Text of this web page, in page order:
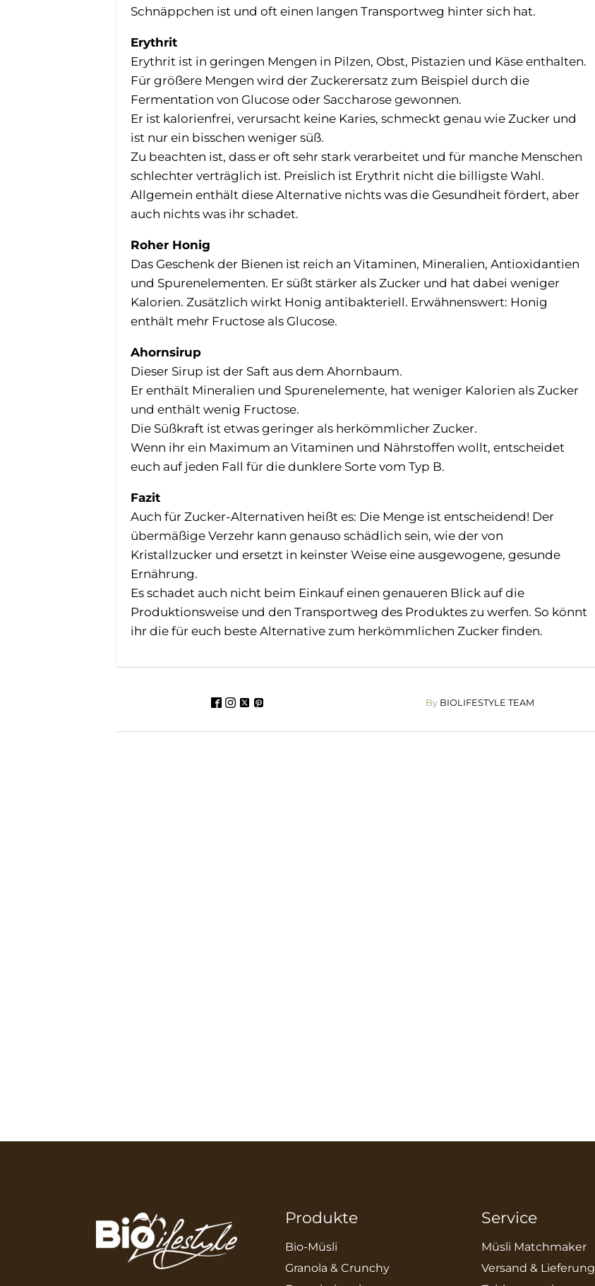
Schnäppchen ist und oft einen langen Transportweg hinter sich hat.
Erythrit
Erythrit ist in geringen Mengen in Pilzen, Obst, Pistazien und Käse enthalten.
Für größere Mengen wird der Zuckerersatz zum Beispiel durch die
Fermentation von Glucose oder Saccharose gewonnen.
Er ist kalorienfrei, verursacht keine Karies, schmeckt genau wie Zucker und
ist nur ein bisschen weniger süß.
Zu beachten ist, dass er oft sehr stark verarbeitet und für manche Menschen
schlechter verträglich ist. Preislich ist Erythrit nicht die billigste Wahl.
Allgemein enthält diese Alternative nichts was die Gesundheit fördert, aber
auch nichts was ihr schadet.
Roher Honig
Das Geschenk der Bienen ist reich an Vitaminen, Mineralien, Antioxidantien
und Spurenelementen. Er süßt stärker als Zucker und hat dabei weniger
Kalorien. Zusätzlich wirkt Honig antibakteriell. Erwähnenswert: Honig
enthält mehr Fructose als Glucose.
Ahornsirup
Dieser Sirup ist der Saft aus dem Ahornbaum.
Er enthält Mineralien und Spurenelemente, hat weniger Kalorien als Zucker
und enthält wenig Fructose.
Die Süßkraft ist etwas geringer als herkömmlicher Zucker.
Wenn ihr ein Maximum an Vitaminen und Nährstoffen wollt, entscheidet
euch auf jeden Fall für die dunklere Sorte vom Typ B.
Fazit
Auch für Zucker-Alternativen heißt es: Die Menge ist entscheidend! Der
übermäßige Verzehr kann genauso schädlich sein, wie der von
Kristallzucker und ersetzt in keinster Weise eine ausgewogene, gesunde
Ernährung.
Es schadet auch nicht beim Einkauf einen genaueren Blick auf die
Produktionsweise und den Transportweg des Produktes zu werfen. So könnt
ihr die für euch beste Alternative zum herkömmlichen Zucker finden.
By BIOLIFESTYLE TEAM
Produkte
Bio-Müsli
Granola & Crunchy
Service
Müsli Matchmaker
Versand & Lieferung